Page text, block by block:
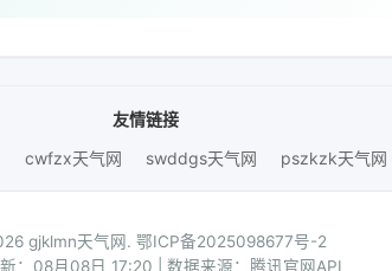
友情链接
cwfzx天气网 swddgs天气网 pszkzk天气网
gjklmn天气网. 鄂ICP备2025098677号-2
：08月08日 17:20 | 数据来源：腾讯官网API